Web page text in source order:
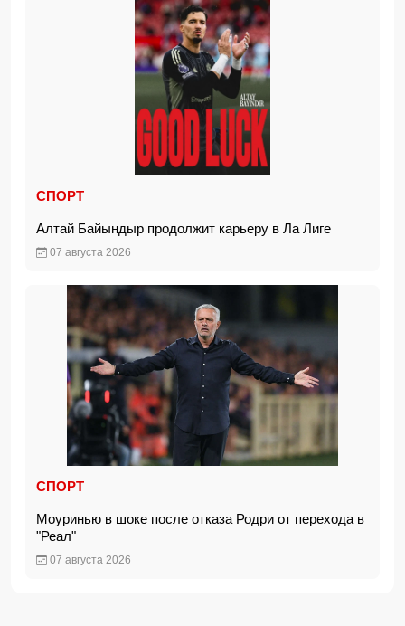
СПОРТ
Алтай Байындыр продолжит карьеру в Ла Лиге
07 августа 2026
СПОРТ
Моуринью в шоке после отказа Родри от перехода в
"Реал"
07 августа 2026